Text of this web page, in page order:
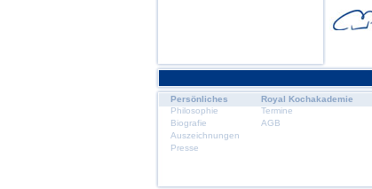
Persönliches
Philosophie
Biografie
Auszeichnungen
Presse
Royal Kochakademie
Termine
AGB